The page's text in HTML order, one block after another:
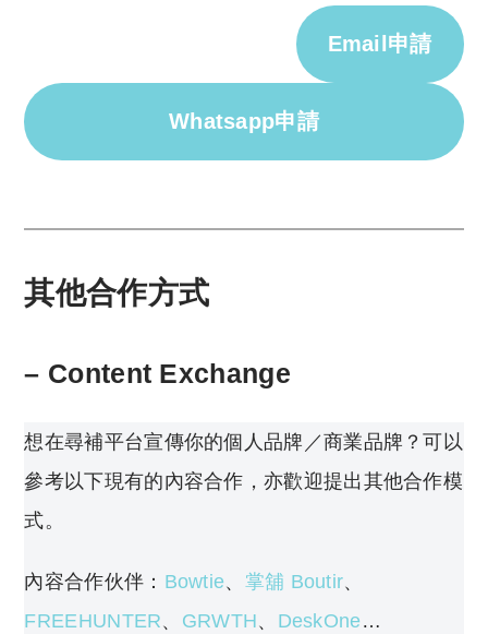
Email申請
Whatsapp申請
其他合作方式
– Content Exchange
想在尋補平台宣傳你的個人品牌／商業品牌？可以
參考以下現有的內容合作，亦歡迎提出其他合作模
式。
內容合作伙伴： Bowtie、 掌舖 Boutir、
FREEHUNTER、 GRWTH、 DeskOne…